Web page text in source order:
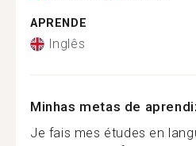
APRENDE
Inglês
Minhas metas de
Je fais mes études en